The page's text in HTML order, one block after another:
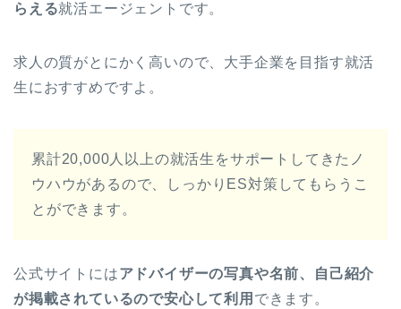
らえる就活エージェントです。
求人の質がとにかく高いので、大手企業を目指す就活
生におすすめですよ。
累計20,000人以上の就活生をサポートしてきたノ
ウハウがあるので、しっかりES対策してもらうこ
とができます。
公式サイトにはアドバイザーの写真や名前、自己紹介
が掲載されているので安心して利用 できます。